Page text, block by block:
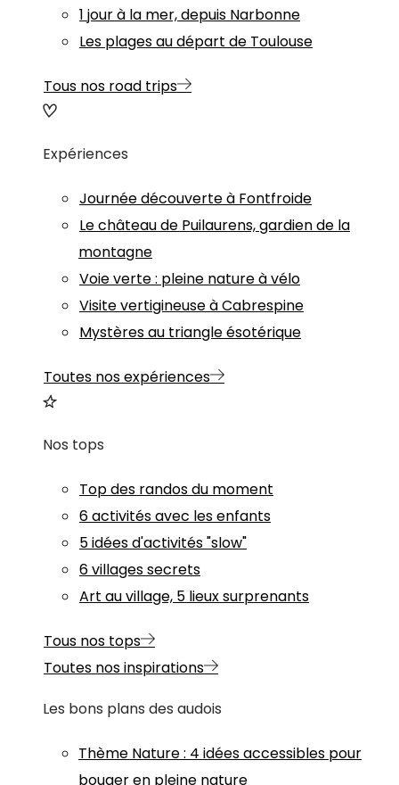
1 jour à la mer, depuis Narbonne
Les plages au départ de Toulouse
Tous nos road trips
Expériences
Journée découverte à Fontfroide
Le château de Puilaurens, gardien de la
montagne
Voie verte : pleine nature à vélo
Visite vertigineuse à Cabrespine
Mystères au triangle ésotérique
Toutes nos expériences
Nos tops
Top des randos du moment
6 activités avec les enfants
5 idées d'activités "slow"
6 villages secrets
Art au village, 5 lieux surprenants
Tous nos tops
Toutes nos inspirations
Les bons plans des audois
Thème Nature: 4 idées accessibles pour
bouger en pleine nature